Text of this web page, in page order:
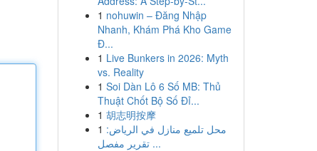
1 nohuwin – Đăng Nhập
Nhanh, Khám Phá Kho Game
Đ...
1 Live Bunkers in 2026: Myth
vs. Reality
1 Soi Dàn Lô 6 Số MB: Thủ
Thuật Chốt Bộ Số Đỉ...
1 胡志明按摩
1 محل تلميع منازل في الرياض:
تقرير مفصل ...